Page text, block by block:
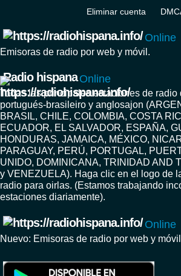
Eliminar cuenta
Online
Emisoras de radio por web y móvil.
Radio hispana Online
Todas las principales estaciones de radio
portugués-brasileiro y anglosajon
BRASIL, CHILE, COLOMBIA, COSTA
ECUADOR, EL SALVADOR, ESPAÑA,
HONDURAS, JAMAICA, MÉXICO,
PARAGUAY, PERÚ, PORTUGAL,
UNIDO, DOMINICANA, TRINIDAD AND
y VENEZUELA). Haga clic en el logo de
radio para oirlas. (Estamos trabajando
estaciones diariamente).
Online
Nuevo: Emisoras de radio por web y